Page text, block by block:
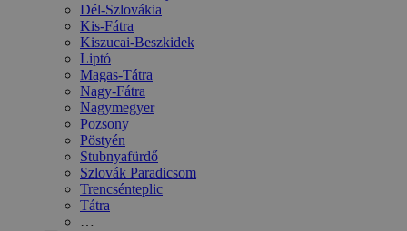
Dél-Szlovákia
Kis-Fátra
Kiszucai-Beszkidek
Liptó
Magas-Tátra
Nagy-Fátra
Nagymegyer
Pozsony
Pöstyén
Stubnyafürdő
Szlovák Paradicsom
Trencsénteplic
Tátra
…